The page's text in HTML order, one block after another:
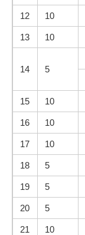
12 10
13 10
14 5
15 10
16 10
17 10
18 5
19 5
20 5
21 10